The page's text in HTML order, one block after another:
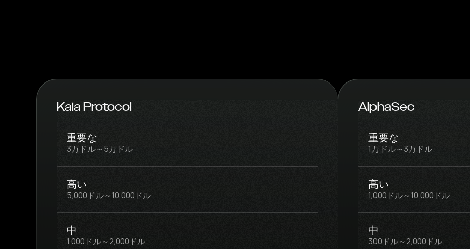
Kaia Protocol
重要な
3万ドル～5万ドル
高い
5,000ドル～10,000ドル
中
1,000ドル～2,000ドル
AlphaSec
重要な
1万ドル～3万ドル
高い
1,000ドル～10,000ドル
中
300ドル～2,000ドル